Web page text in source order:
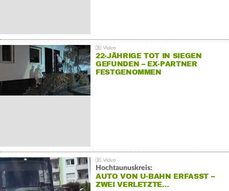
22-JÄHRIGE TOT IN SIEGEN
GEFUNDEN – EX-PARTNER
FESTGENOMMEN
Hochtaunuskreis:
AUTO VON U-BAHN ERFASST –
ZWEI VERLETZTE…